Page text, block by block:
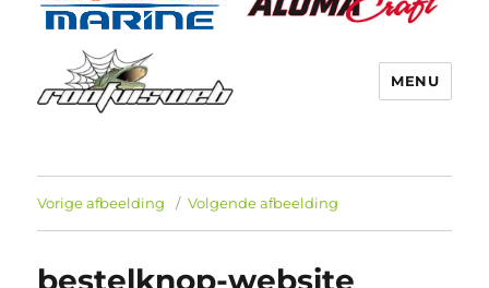
MENU
Vorige afbeelding Volgende afbeelding
bestelknop-website